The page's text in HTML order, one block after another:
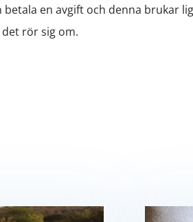
en avgift och denna brukar
rör sig om.